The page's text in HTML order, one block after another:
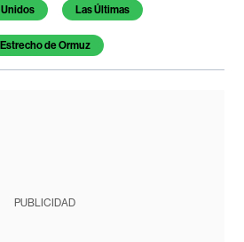
Las Últimas
Estrecho de Ormuz
PUBLICIDAD